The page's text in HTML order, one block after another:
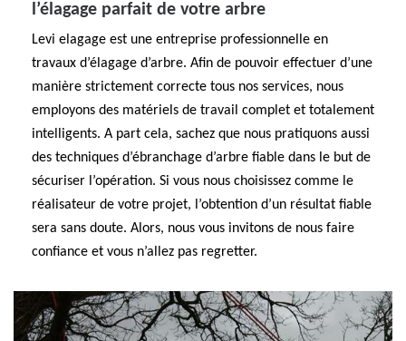
l’élagage parfait de votre arbre
Levi elagage est une entreprise professionnelle en
travaux d’élagage d’arbre. Afin de pouvoir effectuer d’une
manière strictement correcte tous nos services, nous
employons des matériels de travail complet et totalement
intelligents. A part cela, sachez que nous pratiquons aussi
des techniques d’ébranchage d’arbre fiable dans le but de
sécuriser l’opération. Si vous nous choisissez comme le
réalisateur de votre projet, l’obtention d’un résultat fiable
sera sans doute. Alors, nous vous invitons de nous faire
confiance et vous n’allez pas regretter.